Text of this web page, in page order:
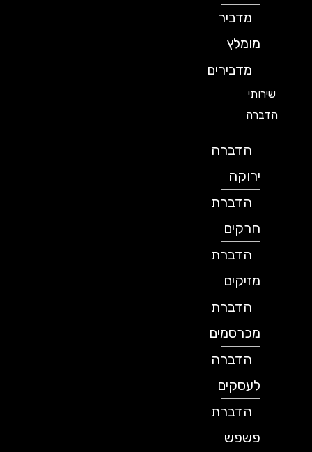
מדביר
מומלץ
מדבירים
שירותי
הדברה
הדברה
ירוקה
הדברת
חרקים
הדברת
מזיקים
הדברת
מכרסמים
הדברה
לעסקים
הדברת
פשפש